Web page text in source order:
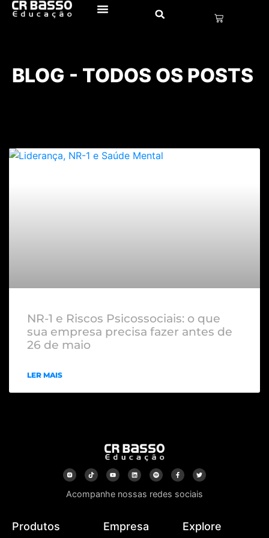
BLOG - TODOS OS POSTS
NR-1 e Riscos Psicossociais: o que
sua empresa precisa fazer antes de
26 de maio
LER MAIS
Acompanhe nossas redes sociais
Produtos Empresa Explore